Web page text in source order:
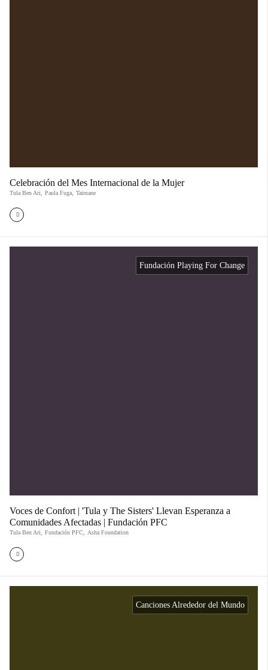
Celebración del Mes Internacional de la Mujer
Tula Ben Ari Paula Fuga Taimane
Fundación Playing For Change
Voces de Confort | 'Tula y The Sisters' Llevan Esperanza a
Comunidades Afectadas | Fundación PFC
Tula Ben Ari Fundación PFC Asha Foundation
Canciones Alrededor del Mundo